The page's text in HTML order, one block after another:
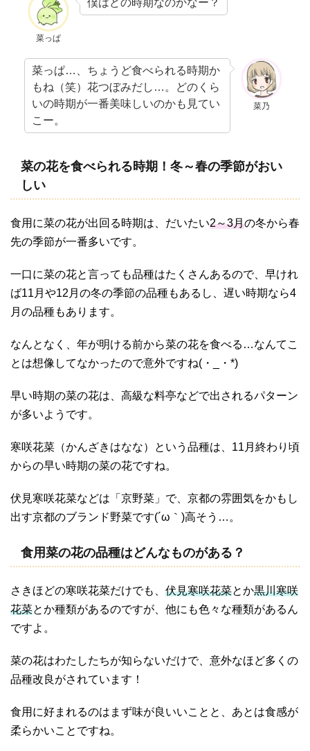
菜っぱ
僕はどの時期なのかなー？
菜乃
菜っぱ…、ちょうど食べられる時期か
もね（笑）花つぼみだし…。どのくら
いの時期が一番美味しいのかも見てい
こー。
菜の花を食べられる時期！冬～春の季節がおい
しい
食用に菜の花が出回る時期は、だいたい2～3月の冬から春
先の季節が一番多いです。
一口に菜の花と言っても品種はたくさんあるので、早けれ
ば11月や12月の冬の季節の品種もあるし、遅い時期なら4
月の品種もあります。
なんとなく、年が明ける前から菜の花を食べる…なんてこ
とは想像してなかったので意外ですね(・_・*)
早い時期の菜の花は、高級な料亭などで出されるパターン
が多いようです。
寒咲花菜（かんざきはなな）という品種は、11月終わり頃
からの早い時期の菜の花ですね。
伏見寒咲花菜などは「京野菜」で、京都の雰囲気をかもし
出す京都のブランド野菜です(´ω｀)高そう…。
食用菜の花の品種はどんなものがある？
さきほどの寒咲花菜だけでも、 伏見寒咲花菜とか黒川寒咲
花菜とか種類があるのですが、他にも色々な種類があるん
ですよ。
菜の花はわたしたちが知らないだけで、意外なほど多くの
品種改良がされています！
食用に好まれるのはまず味が良いいことと、あとは食感が
柔らかいことですね。